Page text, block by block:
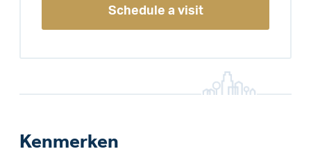
Schedule a visit
Kenmerken